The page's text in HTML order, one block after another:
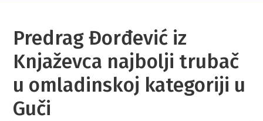
Predrag Đorđević iz
Knjaževca najbolji trubač
u omladinskoj kategoriji u
Guči